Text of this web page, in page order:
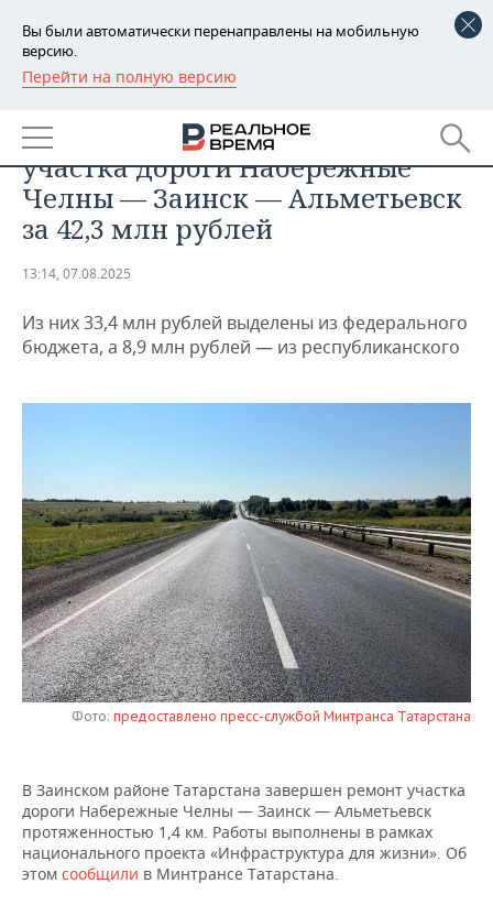
Вы были автоматически перенаправлены на мобильную
версию.
Перейти на полную версию
РЕГИОНЫ
БАШКОРТОСТАН
ТАТАРСТАН
УДМУРТИЯ
НОВОСТИ
АНАЛИТИКА
НОВОСТИ АНАЛИТИКИ
ДЕКЛАРАЦИИ О ДОХОДАХ
КОРОЛИ ГОСЗАКАЗА ПФО
ЭКОНОМИКА
НОВОСТИ ЭКОНОМИКИ
ФИНАНСЫ
ПРОМЫШЛЕННОСТЬ
НОВОСТИ
ПРОМЫШЛЕННОСТИ
АГРОПРОМ
НЕФТЕХИМИЯ
НЕФТЬ
ОПК
ЭНЕРГЕТИКА
НЕДВИЖИМОСТЬ
РОЗНИЧНАЯ ТОРГОВЛЯ
ТРАНСПОРТ
УСЛУГИ
НОВОСТИ ТЕХНОЛОГИЙ
IT
МЕДИА
ТЕЛЕКОММУНИКАЦИИ
МЕРОПРИЯТИЯ
НОВОСТИ МЕРОПРИЯТИЙ
ВЫЕЗДНАЯ РЕДАКЦИЯ
БИЗНЕС-БРАНЧИ
ОТКРЫТАЯ ЛЕКЦИЯ
СПОРТ
НОВОСТИ СПОРТА
ФУТБОЛ
БАСКЕТБОЛ
ВОЛЕЙБОЛ
КИБЕРСПОРТ
ОБЩЕСТВО
НОВОСТИ ОБЩЕСТВА
ИНФРАСТРУКТУРА
ИСТОРИЯ
КУЛЬТУРА
ФОТОГАЛЕРЕЯ
СПРАВОЧНИК
СПИСОК ПЕРСОН
СПИСОК КОМПАНИЙ
ПОЛНАЯ ВЕРСИЯ
В Татарстане завершен ремонт
участка дороги Набережные
Челны — Заинск — Альметьевск
за 42,3 млн рублей
13:14, 07.08.2025
Из них 33,4 млн рублей выделены из федерального
бюджета, а 8,9 млн рублей — из республиканского
Фото: предоставлено пресс-службой Минтранса Татарстана
В Заинском районе Татарстана завершен ремонт участка
дороги Набережные Челны — Заинск — Альметьевск
протяженностью 1,4 км. Работы выполнены в рамках
национального проекта «Инфраструктура для жизни». Об
этом сообщили в Минтрансе Татарстана.